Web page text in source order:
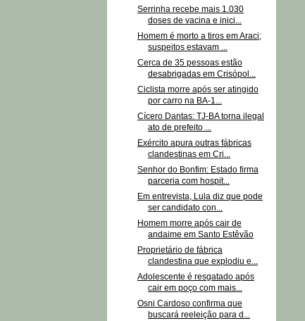
Serrinha recebe mais 1.030
doses de vacina e inici...
Homem é morto a tiros em Araci;
suspeitos estavam ...
Cerca de 35 pessoas estão
desabrigadas em Crisópol...
Ciclista morre após ser atingido
por carro na BA-1...
Cícero Dantas: TJ-BA torna ilegal
ato de prefeito ...
Exército apura outras fábricas
clandestinas em Cri...
Senhor do Bonfim: Estado firma
parceria com hospit...
Em entrevista, Lula diz que pode
ser candidato con...
Homem morre após cair de
andaime em Santo Estêvão
Proprietário de fábrica
clandestina que explodiu e...
Adolescente é resgatado após
cair em poço com mais...
Osni Cardoso confirma que
buscará reeleição para d...